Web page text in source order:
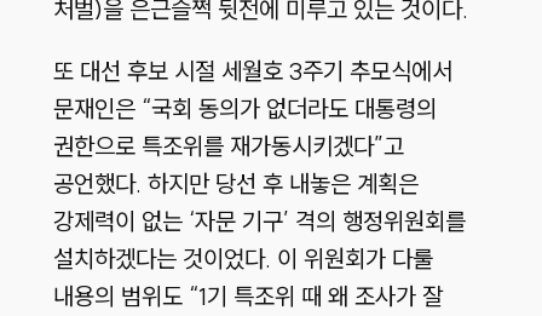
처벌)을 은근슬쩍 뒷전에 미루고 있는 것이다.
또 대선 후보 시절 세월호 3주기 추모식에서
문재인은 “국회 동의가 없더라도 대통령의
권한으로 특조위를 재가동시키겠다”고
공언했다. 하지만 당선 후 내놓은 계획은
강제력이 없는 ‘자문 기구’ 격의 행정위원회를
설치하겠다는 것이었다. 이 위원회가 다룰
내용의 범위도 “1기 특조위 때 왜 조사가 잘